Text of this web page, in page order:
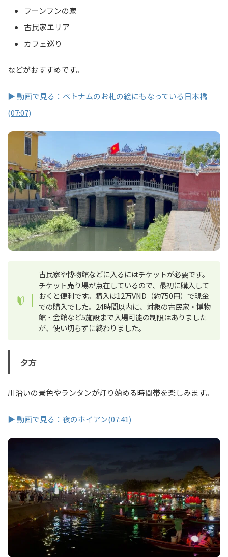
フーンフンの家
古民家エリア
カフェ巡り
などがおすすめです。
▶ 動画で見る：ベトナムのお札の絵にもなっている日本橋
(07:07)
古民家や博物館などに入るにはチケットが必要です。
チケット売り場が点在しているので、最初に購入して
おくと便利です。購入は12万VND（約750円）で現金
での購入でした。24時間以内に、対象の古民家・博物
館・会館など5施設まで入場可能の制限はありました
が、使い切らずに終わりました。
夕方
川沿いの景色やランタンが灯り始める時間帯を楽しみます。
▶ 動画で見る：夜のホイアン(07:41)